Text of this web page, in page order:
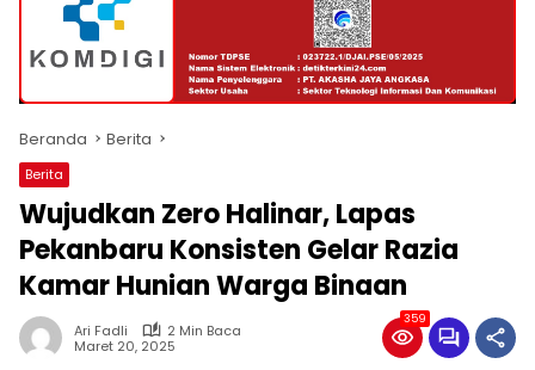
Beranda Berita
Berita
Wujudkan Zero Halinar, Lapas
Pekanbaru Konsisten Gelar Razia
Kamar Hunian Warga Binaan
Ari Fadli
2 Min Baca
Maret 20, 2025
359